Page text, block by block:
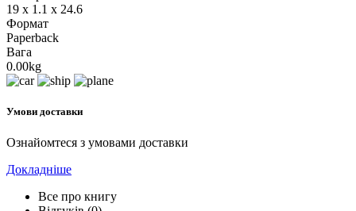
19 x 1.1 x 24.6
Формат
Paperback
Вага
0.00kg
Умови доставки
Ознайомтеся з умовами доставки
Докладніше
Все про книгу